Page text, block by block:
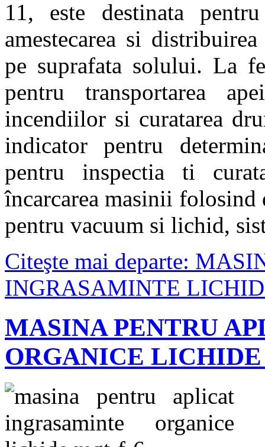
11, este destinata
amestecarea si
pe suprafata solului. La
pentru transportarea
incendiilor si curatarea
indicator pentru
pentru inspectia ti
încarcarea masinii
pentru vacuum si lichid,
Citeşte mai departe:
INGRASAMINTE
MASINA PENTRU
ORGANICE